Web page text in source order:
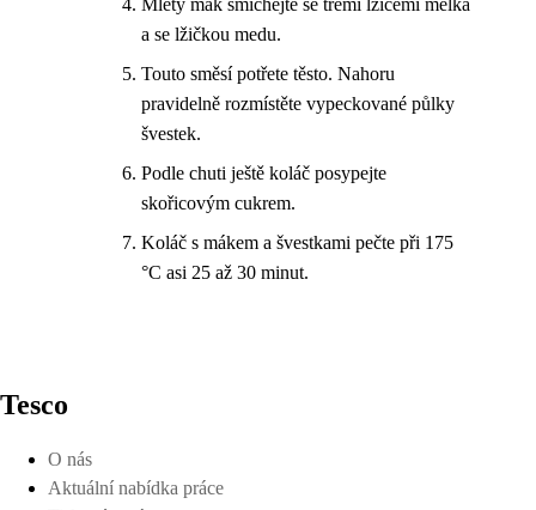
a se lžičkou medu.
Touto směsí potřete těsto. Nahoru
pravidelně rozmístěte vypeckované půlky
švestek.
Podle chuti ještě koláč posypejte
skořicovým cukrem.
Koláč s mákem a švestkami pečte při 175
°C asi 25 až 30 minut.
Tesco
O nás
Aktuální nabídka práce